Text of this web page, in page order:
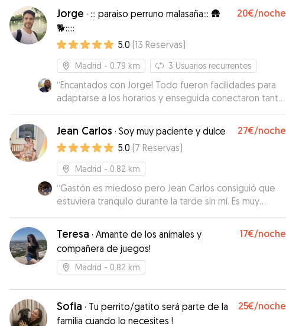
mucha paciencia y mano con él. Se nota a la legua el
cariño que tiene a los perros. Estoy encantada de
poder contar con Sergio y Alí también!
Jorge · ::: paraiso perruno malasaña::: 🛖
🐕:::::
20€/noche
5.0 (13 Reservas)
Madrid - 0.79 km 3 Usuarios recurrentes
“Encantados con Jorge! Todo fueron facilidades para
adaptarse a los horarios y enseguida conectaron tanto
él y su mascota con mi perro Marlon. Nos mantuvo
informados en todo momento. Repetiremos sin duda
y recomendable 100%.”
Jean Carlos · Soy muy paciente y dulce 27€/noche
5.0 (7 Reservas)
Madrid - 0.82 km
“Gastón es miedoso pero Jean Carlos consiguió que
estuviera tranquilo durante la tarde sin mí. Es muy
cuidadoso y cariñoso, se tomó su tiempo en
conocerlo antes de quedarse con él ; tanto Jean
Carlos como su novia son 100% recomendables y de
confianza. Excelente.”
Teresa · Amante de los animales y
compañera de juegos!
17€/noche
Madrid - 0.82 km
Sofia · Tu perrito/gatito será parte de la
familia cuando lo necesites !
25€/noche